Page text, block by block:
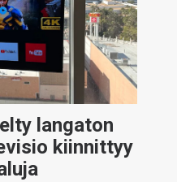
langaton
kiinnittyy